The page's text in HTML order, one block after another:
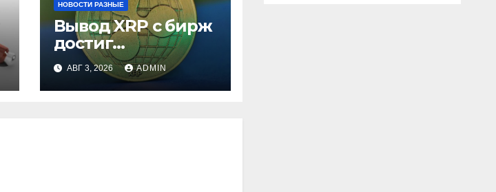
НОВОСТИ РАЗНЫЕ
Вывод XRP с бирж
достиг
рекордного
максимума за 5
лет
АВГ 3, 2026 ADMIN